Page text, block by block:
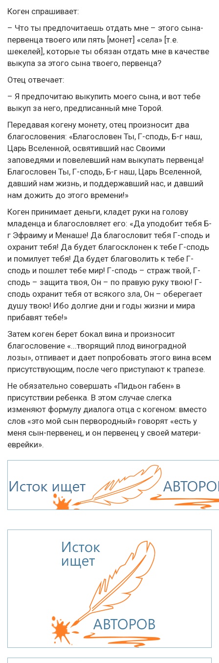
Коген спрашивает:
– Что ты предпочитаешь отдать мне – этого сына-
первенца твоего или пять [монет] «села» [т.е.
шекелей], которые ты обязан отдать мне в качестве
выкупа за этого сына твоего, первенца?
Отец отвечает:
– Я предпочитаю выкупить моего сына, и вот тебе
выкуп за него, предписанный мне Торой.
Передавая когену монету, отец произносит два
благословения: «Благословен Ты, Г-сподь, Б-г наш,
Царь Вселенной, освятивший нас Своими
заповедями и повелевший нам выкупать первенца!
Благословен Ты, Г-сподь, Б-г наш, Царь Вселенной,
давший нам жизнь, и поддержавший нас, и давший
нам дожить до этого времени!»
Коген принимает деньги, кладет руки на голову
младенца и благословляет его: «Да уподобит тебя Б-
г Эфраиму и Менаше! Да благословит тебя Г-сподь и
охранит тебя! Да будет благосклонен к тебе Г-сподь
и помилует тебя! Да будет благоволить к тебе Г-
сподь и пошлет тебе мир! Г-сподь – страж твой, Г-
сподь – защита твоя, Он – по правую руку твою! Г-
сподь охранит тебя от всякого зла, Он – оберегает
душу твою! Ибо долгие дни и годы жизни и мира
прибавят тебе!»
Затем коген берет бокал вина и произносит
благословение «...творящий плод виноградной
лозы», отпивает и дает попробовать этого вина всем
присутствующим, после чего приступают к трапезе.
Не обязательно совершать «Пидьон габен» в
присутствии ребенка. В этом случае слегка
изменяют формулу диалога отца с когеном: вместо
слов «это мой сын первородный» говорят «есть у
меня сын-первенец, и он первенец у своей матери-
еврейки».